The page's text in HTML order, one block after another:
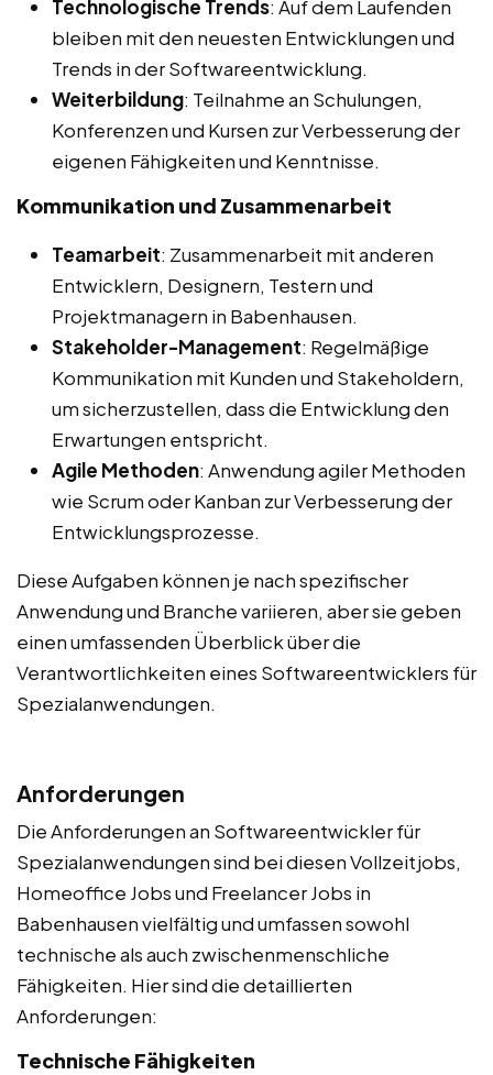
Technologische Trends: Auf dem Laufenden
bleiben mit den neuesten Entwicklungen und
Trends in der Softwareentwicklung.
Weiterbildung: Teilnahme an Schulungen,
Konferenzen und Kursen zur Verbesserung der
eigenen Fähigkeiten und Kenntnisse.
Kommunikation und Zusammenarbeit
Teamarbeit: Zusammenarbeit mit anderen
Entwicklern, Designern, Testern und
Projektmanagern in Babenhausen.
Stakeholder-Management: Regelmäßige
Kommunikation mit Kunden und Stakeholdern,
um sicherzustellen, dass die Entwicklung den
Erwartungen entspricht.
Agile Methoden: Anwendung agiler Methoden
wie Scrum oder Kanban zur Verbesserung der
Entwicklungsprozesse.
Diese Aufgaben können je nach spezifischer
Anwendung und Branche variieren, aber sie geben
einen umfassenden Überblick über die
Verantwortlichkeiten eines Softwareentwicklers für
Spezialanwendungen.
Anforderungen
Die Anforderungen an Softwareentwickler für
Spezialanwendungen sind bei diesen Vollzeitjobs,
Homeoffice Jobs und Freelancer Jobs in
Babenhausen vielfältig und umfassen sowohl
technische als auch zwischenmenschliche
Fähigkeiten. Hier sind die detaillierten
Anforderungen:
Technische Fähigkeiten